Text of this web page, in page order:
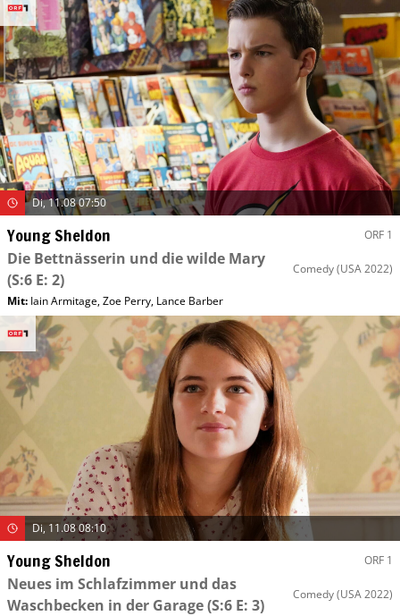
Di, 11.08 07:50
Young Sheldon ORF 1
Die Bettnässerin und die wilde Mary
(S:6 E: 2)
Comedy(USA 2022)
Mit: Iain Armitage,Zoe Perry, Lance Barber
Di, 11.08 08:10
Young Sheldon ORF 1
Neues im Schlafzimmer und das
Waschbecken in der Garage(S:6 E: 3)
Comedy(USA 2022)